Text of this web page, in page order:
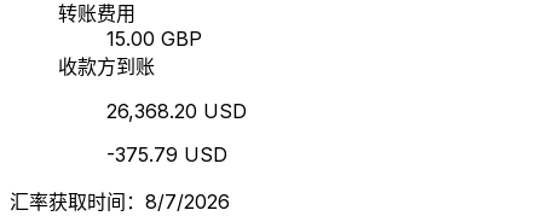
转账费用
15.00 GBP
收款方到账
26,368.20 USD
-375.79 USD
汇率获取时间：8/7/2026